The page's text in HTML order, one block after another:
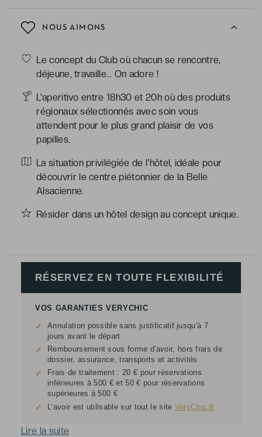
NOUS AIMONS
Le concept du Club où chacun se rencontre,
déjeune, travaille… On adore !
L'aperitivo entre 18h30 et 20h où des produits
régionaux sélectionnés avec soin vous
attendent pour le plus grand plaisir de vos
papilles.
La situation privilégiée de l'hôtel, idéale pour
découvrir le centre piétonnier de la Belle
Alsacienne.
Résider dans un hôtel design au concept unique.
RÉSERVEZ EN TOUTE FLEXIBILITÉ
VOS GARANTIES VERYCHIC
✓
Annulation possible sans justificatif jusqu'à 7
jours avant le départ
✓
Remboursement sous forme d'avoir, hors frais de
dossier, assurance, transports et activités
✓
Frais de traitement : 20 € pour réservations
inférieures à 500 € et 50 € pour réservations
supérieures à 500 €
✓ L'avoir est utilisable sur tout le site VeryChic.fr
Lire la suite